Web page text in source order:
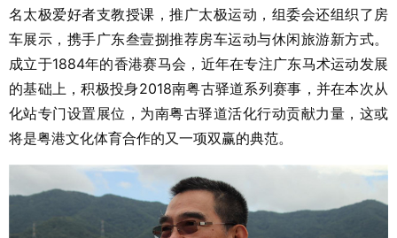
名太极爱好者支教授课，推广太极运动，组委会还组织了房
车展示，携手广东叁壹捌推荐房车运动与休闲旅游新方式。
成立于1884年的香港赛马会，近年在专注广东马术运动发展
的基础上，积极投身2018南粤古驿道系列赛事，并在本次从
化站专门设置展位，为南粤古驿道活化行动贡献力量，这或
将是粤港文化体育合作的又一项双赢的典范。